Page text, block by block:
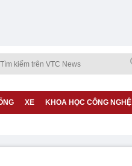
XE KHOA HỌC CÔNG NGHỆ